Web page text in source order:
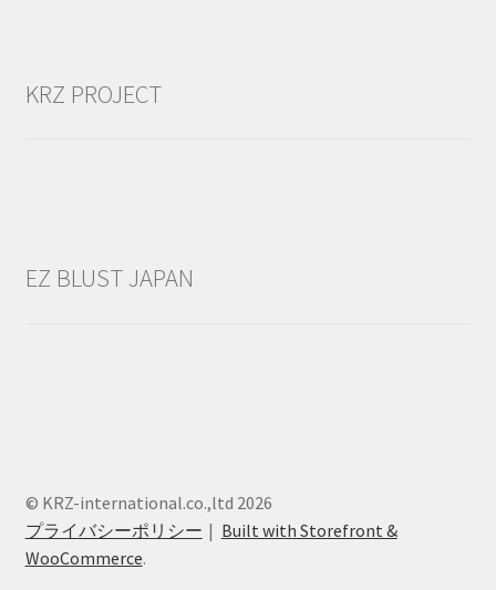
KRZ PROJECT
EZ BLUST JAPAN
© KRZ-international.co.,ltd 2026
プライバシーポリシー
Built with Storefront &
WooCommerce.